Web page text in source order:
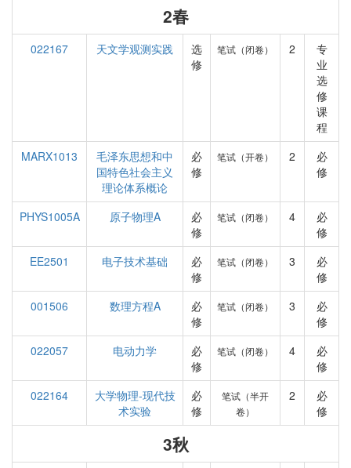
2春
022167 天文学观测实践
选
修
笔试（闭卷） 2
专
业
选
修
课
程
MARX1013
毛泽东思想和中
国特色社会主义
理论体系概论
必
修
笔试（开卷） 2
必
修
PHYS1005A 原子物理A
必
修
笔试（闭卷） 4
必
修
EE2501
电子技术基础
必
修
笔试（闭卷） 3
必
修
001506
数理方程A
必
修
笔试（闭卷） 3
必
修
022057
电动力学
必
修
笔试（闭卷） 4
必
修
022164
大学物理-现代技
术实验
必
修
笔试（半开
卷）
2
必
修
3秋